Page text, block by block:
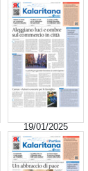
19/01/2025